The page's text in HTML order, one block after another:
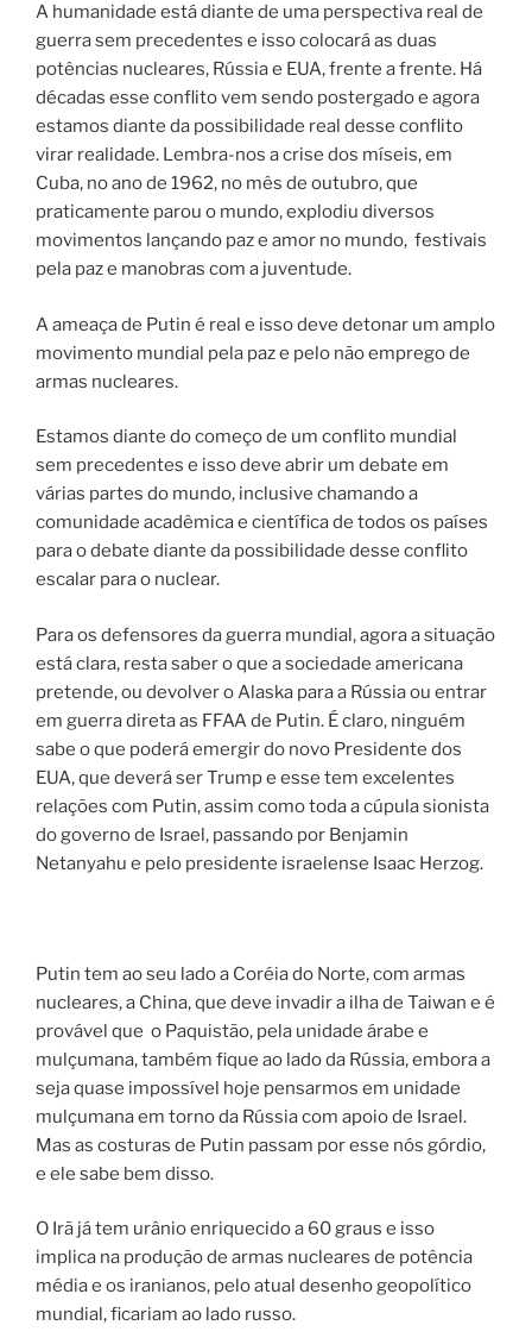
A humanidade está diante de uma perspectiva real de
guerra sem precedentes e isso colocará as duas
potências nucleares, Rússia e EUA, frente a frente. Há
décadas esse conflito vem sendo postergado e agora
estamos diante da possibilidade real desse conflito
virar realidade. Lembra-nos a crise dos míseis, em
Cuba, no ano de 1962, no mês de outubro, que
praticamente parou o mundo, explodiu diversos
movimentos lançando paz e amor no mundo, festivais
pela paz e manobras com a juventude.
A ameaça de Putin é real e isso deve detonar um amplo
movimento mundial pela paz e pelo não emprego de
armas nucleares.
Estamos diante do começo de um conflito mundial
sem precedentes e isso deve abrir um debate em
várias partes do mundo, inclusive chamando a
comunidade acadêmica e científica de todos os países
para o debate diante da possibilidade desse conflito
escalar para o nuclear.
Para os defensores da guerra mundial, agora a situação
está clara, resta saber o que a sociedade americana
pretende, ou devolver o Alaska para a Rússia ou entrar
em guerra direta as FFAA de Putin. É claro, ninguém
sabe o que poderá emergir do novo Presidente dos
EUA, que deverá ser Trump e esse tem excelentes
relações com Putin, assim como toda a cúpula sionista
do governo de Israel, passando por Benjamin
Netanyahu e pelo presidente israelense Isaac Herzog.
Putin tem ao seu lado a Coréia do Norte, com armas
nucleares, a China, que deve invadir a ilha de Taiwan e é
provável que o Paquistão, pela unidade árabe e
mulçumana, também fique ao lado da Rússia, embora a
seja quase impossível hoje pensarmos em unidade
mulçumana em torno da Rússia com apoio de Israel.
Mas as costuras de Putin passam por esse nós górdio,
e ele sabe bem disso.
O Irã já tem urânio enriquecido a 60 graus e isso
implica na produção de armas nucleares de potência
média e os iranianos, pelo atual desenho geopolítico
mundial, ficariam ao lado russo.